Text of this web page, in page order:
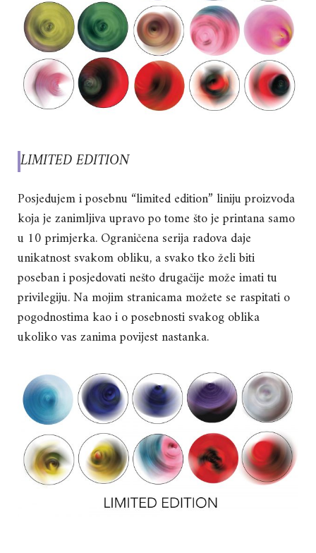
LIMITED EDITION
Posjedujem i posebnu “limited edition” liniju proizvoda
koja je zanimljiva upravo po tome što je printana samo
u 10 primjerka. Ograničena serija radova daje
unikatnost svakom obliku, a svako tko želi biti
poseban i posjedovati nešto drugačije može imati tu
privilegiju. Na mojim stranicama možete se raspitati o
pogodnostima kao i o posebnosti svakog oblika
ukoliko vas zanima povijest nastanka.